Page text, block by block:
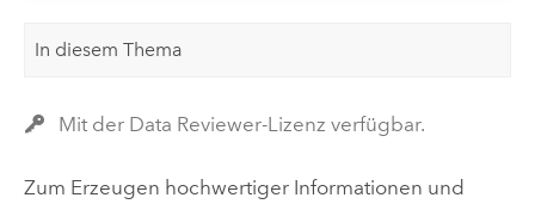
In diesem Thema
Mit der Data Reviewer-Lizenz verfügbar.
Zum Erzeugen hochwertiger Informationen und